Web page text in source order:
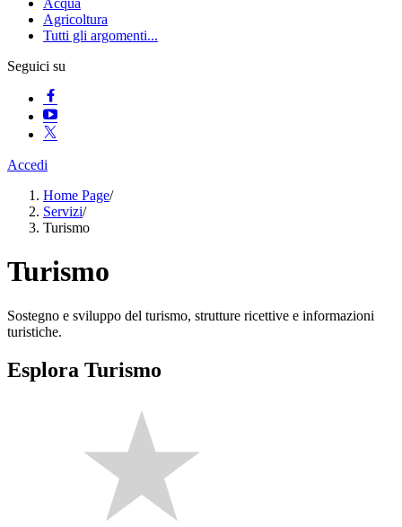
Acqua
Agricoltura
Tutti gli argomenti...
Seguici su
Accedi
Home Page/
Servizi/
Turismo
Turismo
Sostegno e sviluppo del turismo, strutture ricettive e informazioni
turistiche.
Esplora Turismo